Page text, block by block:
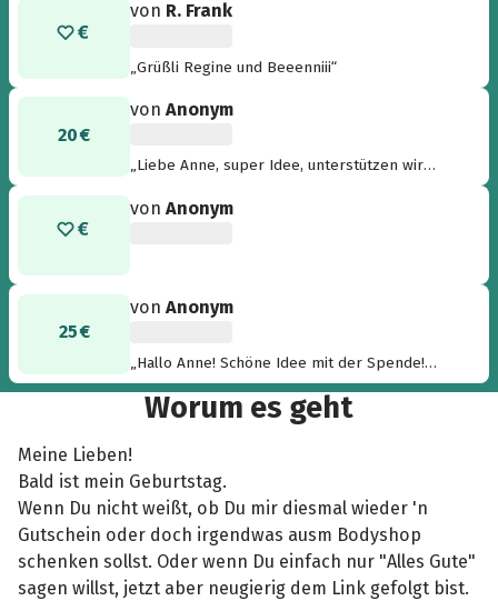
von R. Frank
„Grüßli Regine und Beeenniii“
20 €
vonAnonym
„Liebe Anne, super Idee, unterstützen wir
vonAnonym
25 €
vonAnonym
„Hallo Anne! Schöne Idee mit der Spende!
Liebe Grüße Eva und Martin“
Worum es geht
Meine Lieben!
Bald ist mein Geburtstag.
Wenn Du nicht weißt, ob Du mir diesmal wieder 'n
Gutschein oder doch irgendwas ausm Bodyshop
schenken sollst. Oder wenn Du einfach nur "Alles Gute"
sagen willst, jetzt aber neugierig dem Link gefolgt bist.